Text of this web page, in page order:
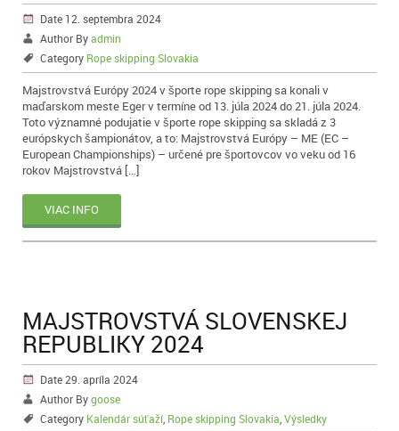
Date 12. septembra 2024
Author Byadmin
Category Rope skipping Slovakia
Majstrovstvá Európy 2024 v športe rope skipping sa konali v
maďarskom meste Eger v termíne od 13. júla 2024 do 21. júla 2024.
Toto významné podujatie v športe rope skipping sa skladá z 3
európskych šampionátov, a to: Majstrovstvá Európy – ME (EC –
European Championships) – určené pre športovcov vo veku od 16
rokov Majstrovstvá […]
VIAC INFO
MAJSTROVSTVÁ SLOVENSKEJ
REPUBLIKY 2024
Date 29. apríla 2024
Author Bygoose
Category Kalendár súťaží Rope skipping Slovakia Výsledky